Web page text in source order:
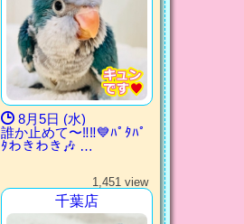
8月5日 (水)
誰か止めて〜‼︎‼︎💙ﾊﾟﾀﾊﾟ
ﾀわきわき🎶 …
1,451 view
千葉店